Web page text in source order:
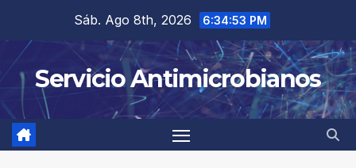
contenido
Sáb. Ago 8th, 2026 6:34:53 PM
Servicio Antimicrobianos